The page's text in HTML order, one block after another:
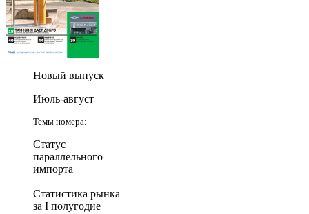
Новый выпуск
Июль-август
Темы номера:
Статус
параллельного
импорта
Статистика рынка
за I полугодие